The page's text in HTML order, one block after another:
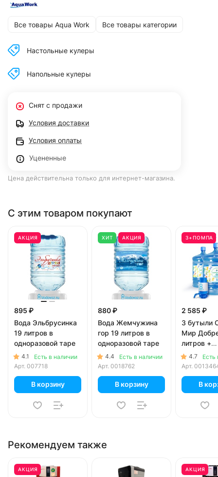
Все товары Aqua Work Все товары категории
Настольные кулеры
Напольные кулеры
Снят с продажи
Условия доставки
Условия оплаты
Уцененные
Цена действительна только для интернет-магазина.
С этим товаром покупают
АКЦИЯ
895 ₽
Вода Эльбрусинка
19 литров в
одноразовой таре
4.1
Есть в наличии
Арт. 007718
В корзину
ХИТ АКЦИЯ
880 ₽
Вода Жемчужина
гор 19 литров в
одноразовой таре
4.4
Есть в наличии
Арт. 0018762
В корзину
3+ПОМПА
2 585 ₽
3 бутыли
Мир
литров +
помпа
4.7
Есть
Арт.
В
Рекомендуем также
АКЦИЯ АКЦИЯ